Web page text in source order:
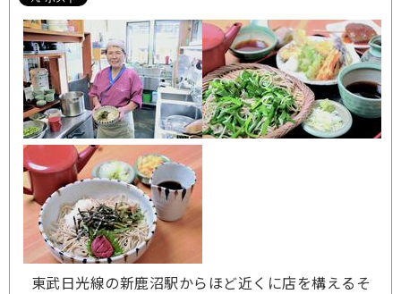
東武日光線の新鹿沼駅からほど近くに店を構えるそ